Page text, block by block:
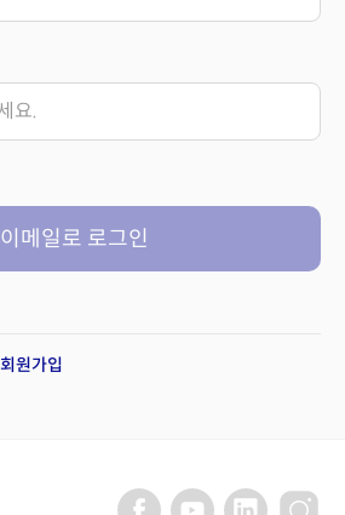
이메일로 로그인
회원가입